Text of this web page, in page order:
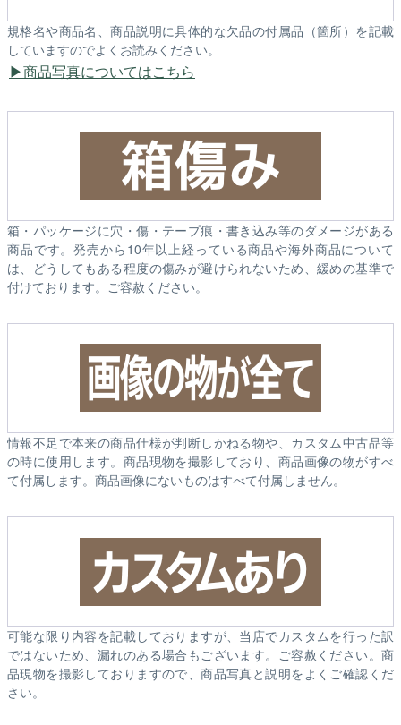
規格名や商品名、商品説明に具体的な欠品の付属品（箇所）を記載
していますのでよくお読みください。
商品写真についてはこちら
箱・パッケージに穴・傷・テープ痕・書き込み等のダメージがある
商品です。発売から10年以上経っている商品や海外商品について
は、どうしてもある程度の傷みが避けられないため、緩めの基準で
付けております。ご容赦ください。
情報不足で本来の商品仕様が判断しかねる物や、カスタム中古品等
の時に使用します。商品現物を撮影しており、商品画像の物がすべ
て付属します。商品画像にないものはすべて付属しません。
可能な限り内容を記載しておりますが、当店でカスタムを行った訳
ではないため、漏れのある場合もございます。ご容赦ください。商
品現物を撮影しておりますので、商品写真と説明をよくご確認くだ
さい。